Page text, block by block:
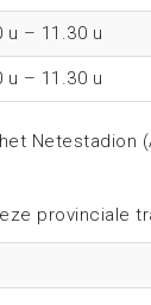
u – 11.30 u
u – 11.30 u
Netestadion
provinciale